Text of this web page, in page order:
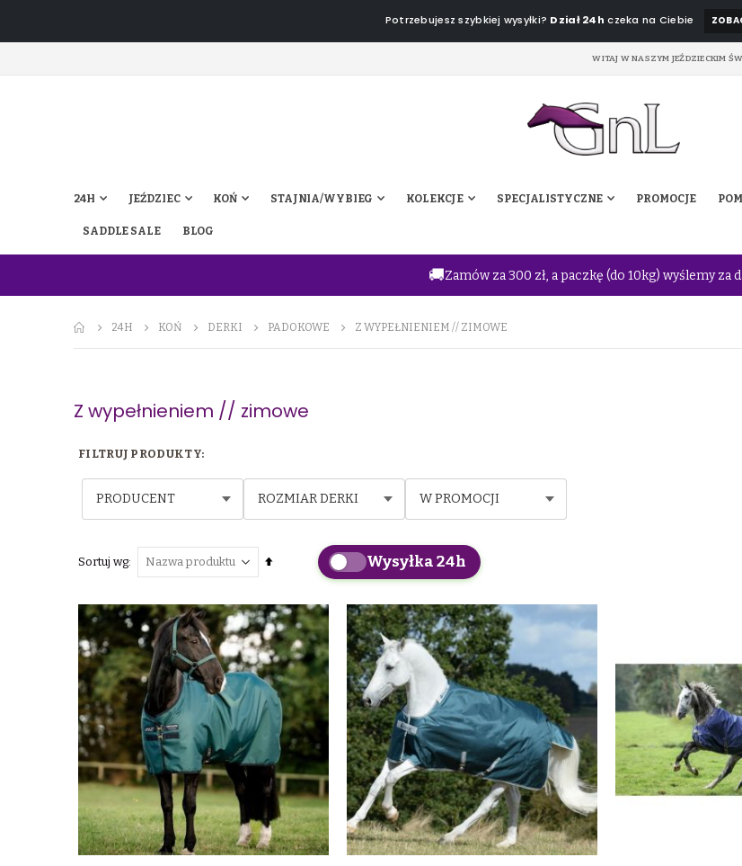
Potrzebujesz szybkiej wysyłki? Dział 24h czeka na Ciebie
WITAJ W NASZYM JEŹDZIECKIM
24H JEŹDZIEC KOŃ STAJNIA/WYBIEG KOLEKCJE SPECJALISTYCZNE PROMOCJE
SADDLE SALE BLOG
🚚Zamów za 300 zł, a paczkę (do 10kg) wyślemy za
24H KOŃ DERKI PADOKOWE Z WYPEŁNIENIEM // ZIMOWE
Z wypełnieniem // zimowe
PRODUCENT ROZMIAR DERKI W PROMOCJI
Sortuj wg
Ustaw
Wysyłka 24h